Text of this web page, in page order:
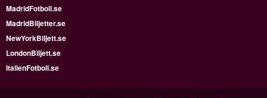
MadridFotboll.se
MadridBiljetter.se
NewYorkBiljett.se
LondonBiljett.se
ItalienFotboll.se